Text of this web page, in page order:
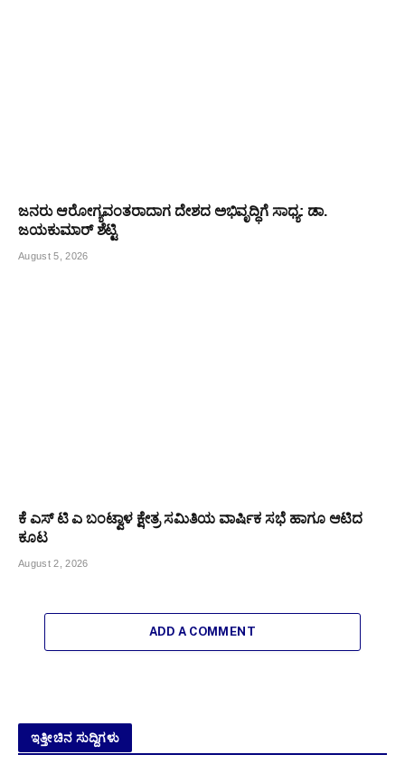
ಜನರು ಆರೋಗ್ಯವಂತರಾದಾಗ ದೇಶದ ಅಭಿವೃದ್ಧಿಗೆ ಸಾಧ್ಯ: ಡಾ.
ಜಯಕುಮಾರ್ ಶೆಟ್ಟಿ
August 5, 2026
ಕೆ ಎಸ್ ಟಿ ಎ ಬಂಟ್ವಾಳ ಕ್ಷೇತ್ರ ಸಮಿತಿಯ ವಾರ್ಷಿಕ ಸಭೆ ಹಾಗೂ ಆಟಿದ
ಕೂಟ
August 2, 2026
ADD A COMMENT
ಇತ್ತೀಚಿನ ಸುದ್ದಿಗಳು